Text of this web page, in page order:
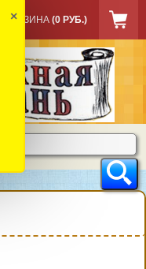
КОРЗИНА (0 РУБ.)
×